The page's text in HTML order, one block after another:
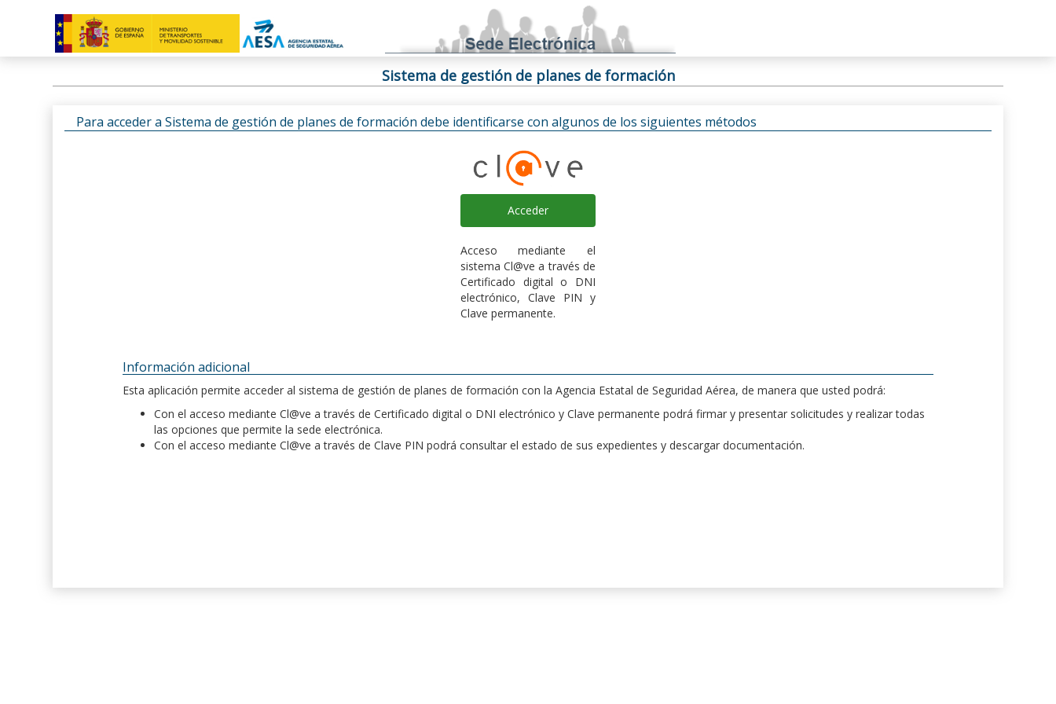
Sistema de gestión de planes de formación
Para acceder a Sistema de gestión de planes de formación debe identificarse con algunos de los siguientes métodos
Acceder
Acceso mediante el
sistema Cl@ve a través de
Certificado digital o DNI
electrónico, Clave PIN y
Clave permanente.
Información adicional
Esta aplicación permite acceder al sistema de gestión de planes de formación con la Agencia Estatal de Seguridad Aérea, de manera que usted podrá:
Con el acceso mediante Cl@ve a través de Certificado digital o DNI electrónico y Clave permanente podrá firmar y presentar solicitudes y realizar todas
las opciones que permite la sede electrónica.
Con el acceso mediante Cl@ve a través de Clave PIN podrá consultar el estado de sus expedientes y descargar documentación.